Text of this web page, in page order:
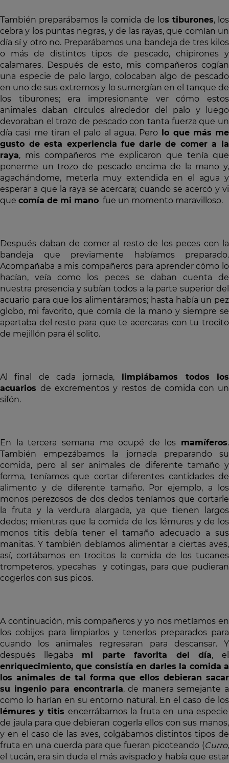
También preparábamos la comida de los tiburones, los
cebra y los puntas negras, y de las rayas, que comían un
día sí y otro no. Preparábamos una bandeja de tres kilos
o más de distintos tipos de pescado, chipirones y
calamares. Después de esto, mis compañeros cogían
una especie de palo largo, colocaban algo de pescado
en uno de sus extremos y lo sumergían en el tanque de
los tiburones; era impresionante ver cómo estos
animales daban círculos alrededor del palo y luego
devoraban el trozo de pescado con tanta fuerza que un
día casi me tiran el palo al agua. Pero lo que más me
gusto de esta experiencia fue darle de comer a la
raya, mis compañeros me explicaron que tenía que
ponerme un trozo de pescado encima de la mano y,
agachándome, meterla muy extendida en el agua y
esperar a que la raya se acercara; cuando se acercó y vi
que comía de mi mano fue un momento maravilloso.
Después daban de comer al resto de los peces con la
bandeja que previamente habíamos preparado.
Acompañaba a mis compañeros para aprender cómo lo
hacían, veía como los peces se daban cuenta de
nuestra presencia y subían todos a la parte superior del
acuario para que los alimentáramos; hasta había un pez
globo, mi favorito, que comía de la mano y siempre se
apartaba del resto para que te acercaras con tu trocito
de mejillón para él solito.
Al final de cada jornada, limpiábamos todos los
acuariosde excrementos y restos de comida con un
sifón.
En la tercera semana me ocupé de los mamíferos.
También empezábamos la jornada preparando su
comida, pero al ser animales de diferente tamaño y
forma, teníamos que cortar diferentes cantidades de
alimento y de diferente tamaño. Por ejemplo, a los
monos perezosos de dos dedos teníamos que cortarle
la fruta y la verdura alargada, ya que tienen largos
dedos; mientras que la comida de los lémures y de los
monos titis debía tener el tamaño adecuado a sus
manitas. Y también debíamos alimentar a ciertas aves,
así, cortábamos en trocitos la comida de los tucanes
trompeteros, ypecahas y cotingas, para que pudieran
cogerlos con sus picos.
A continuación, mis compañeros y yo nos metíamos en
los cobijos para limpiarlos y tenerlos preparados para
cuando los animales regresaran para descansar. Y
después llegaba mi parte favorita del día, el
enriquecimiento, que consistía en darles la comida a
los animales de tal forma que ellos debieran sacar
su ingenio para encontrarla, de manera semejante a
como lo harían en su entorno natural. En el caso de los
lémures y titis encerrábamos la fruta en una especie
de jaula para que debieran cogerla ellos con sus manos,
y en el caso de las aves, colgábamos distintos tipos de
fruta en una cuerda para que fueran picoteando (Curro,
el tucán, era sin duda el más avispado y había que estar